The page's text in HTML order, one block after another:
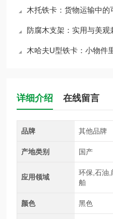
木托铁卡：货物运输中的
防腐木支架：实用与美观
木哈夫U型铁卡：小物件
详细介绍 在线留言
品牌 其他品牌
产地类别 国产
应用领域
环保,石油,
舶
颜色 黑色